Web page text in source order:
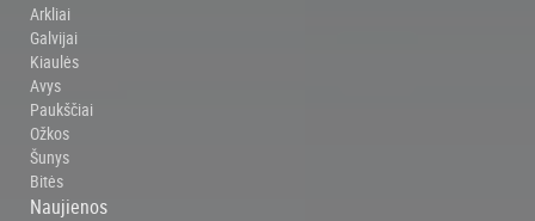
Arkliai
Galvijai
Kiaulės
Avys
Paukščiai
Ožkos
Šunys
Bitės
Naujienos